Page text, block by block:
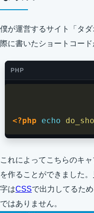
僕が運営するサイト「タ
際に書いたショートコード
PHP
<?php echo
これによってこちらのキ
を作ることができました
字はCSSで出力してるた
ではありません。